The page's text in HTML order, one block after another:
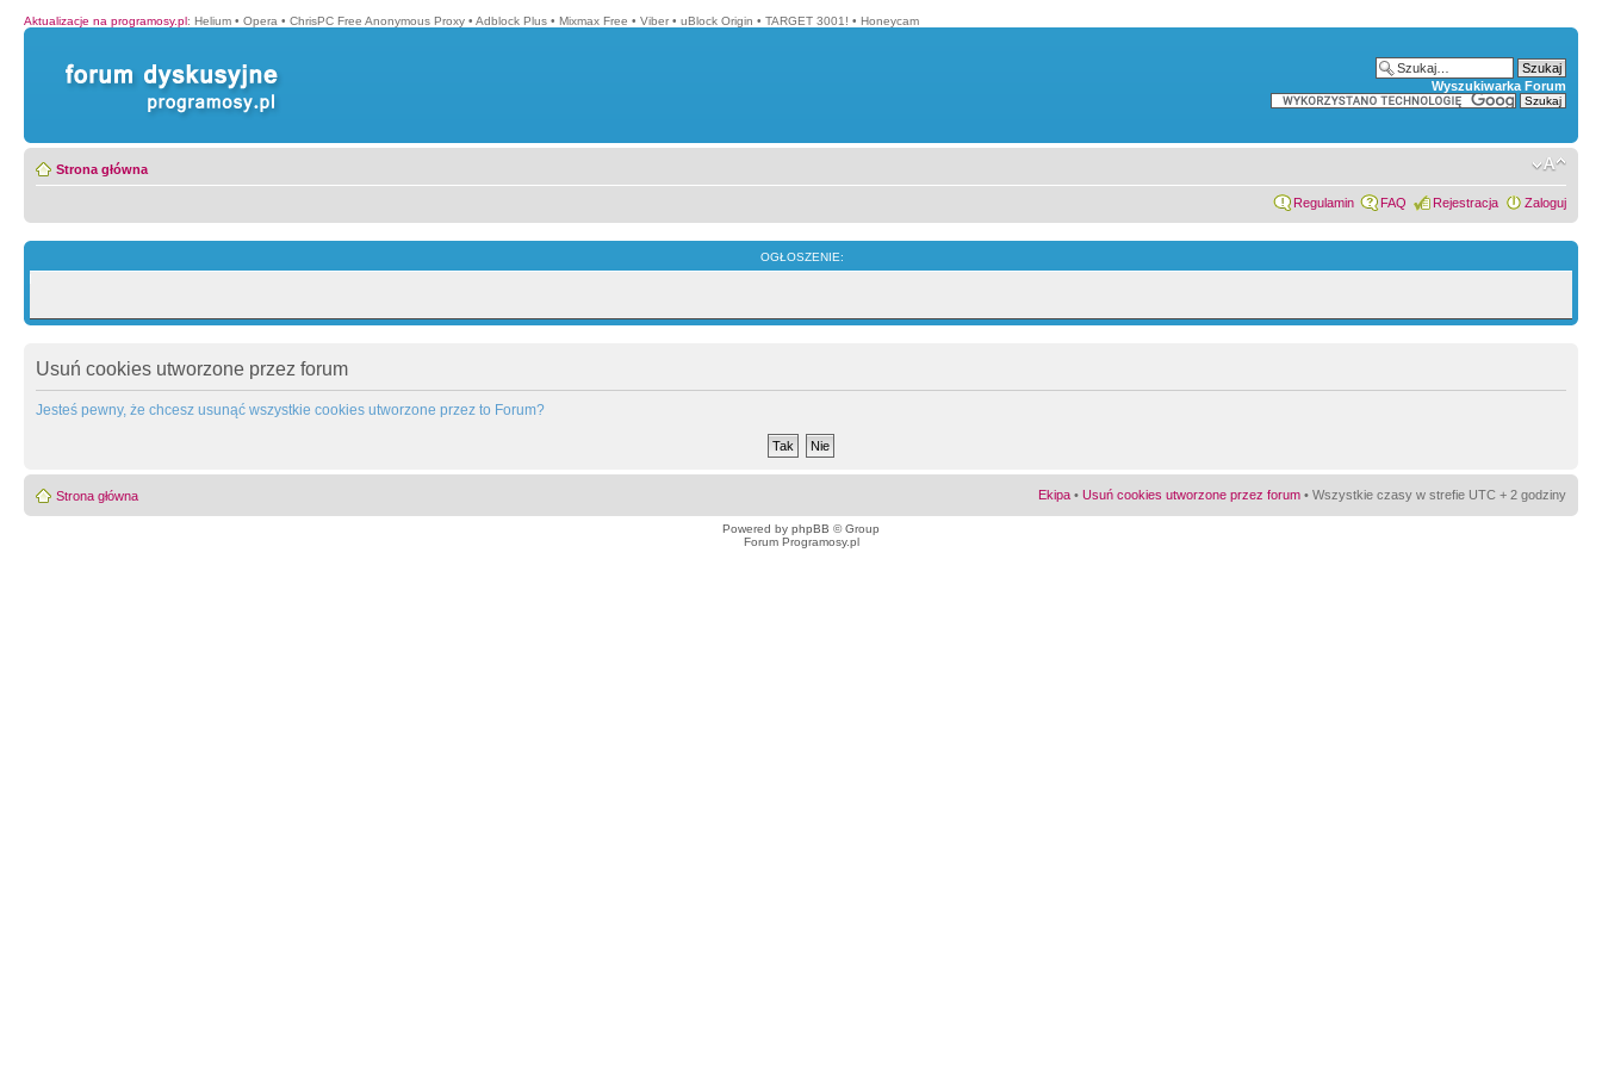
Aktualizacje na programosy.pl: Helium • Opera • ChrisPC Free Anonymous Proxy • Adblock Plus • Mixmax Free • Viber • uBlock Origin • TARGET 3001! • Honeycam
Wyszukiwarka Forum
Strona główna
Regulamin FAQ Rejestracja Zaloguj
OGŁOSZENIE:
Usuń cookies utworzone przez forum
Jesteś pewny, że chcesz usunąć wszystkie cookies utworzone przez to Forum?
Strona główna Ekipa • Usuń cookies utworzone przez forum • Wszystkie czasy w strefie UTC + 2 godziny
Powered by phpBB © Group
Forum Programosy.pl